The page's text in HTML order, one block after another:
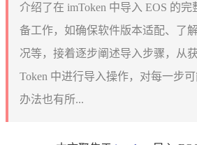
介绍了在 imToken 中导入 EOS 的
备工作，如确保软件版本适配、了
况等，接着逐步阐述导入步骤，从
Token 中进行导入操作，对每一步
办法也有所...